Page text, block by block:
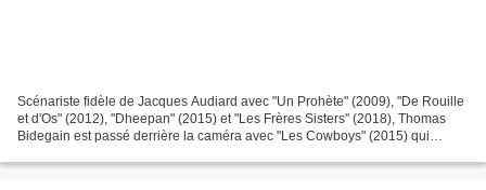
Scénariste fidèle de Jacques Audiard avec "Un Prohète" (2009), "De Rouille
et d'Os" (2012), "Dheepan" (2015) et "Les Frères Sisters" (2018), Thomas
Bidegain est passé derrière la caméra avec "Les Cowboys" (2015) qui